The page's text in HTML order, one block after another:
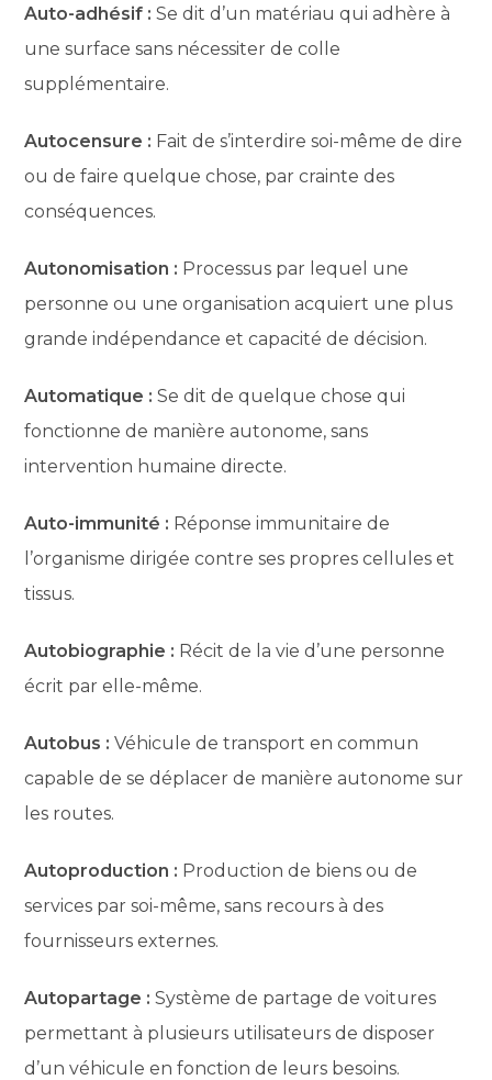
Auto-adhésif : Se dit d’un matériau qui adhère à
une surface sans nécessiter de colle
supplémentaire.
Autocensure : Fait de s’interdire soi-même de dire
ou de faire quelque chose, par crainte des
conséquences.
Autonomisation : Processus par lequel une
personne ou une organisation acquiert une plus
grande indépendance et capacité de décision.
Automatique : Se dit de quelque chose qui
fonctionne de manière autonome, sans
intervention humaine directe.
Auto-immunité : Réponse immunitaire de
l’organisme dirigée contre ses propres cellules et
tissus.
Autobiographie : Récit de la vie d’une personne
écrit par elle-même.
Autobus : Véhicule de transport en commun
capable de se déplacer de manière autonome sur
les routes.
Autoproduction : Production de biens ou de
services par soi-même, sans recours à des
fournisseurs externes.
Autopartage : Système de partage de voitures
permettant à plusieurs utilisateurs de disposer
d’un véhicule en fonction de leurs besoins.